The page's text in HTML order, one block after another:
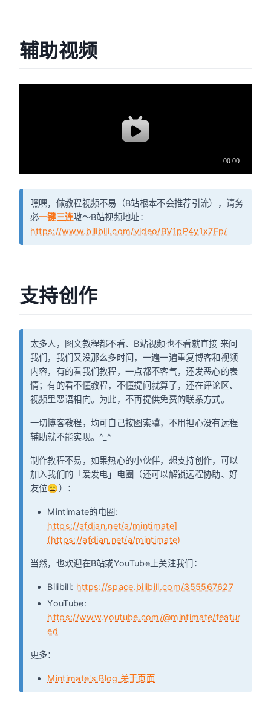
辅助视频
嘿嘿，做教程视频不易（B站根本不会推荐引流），请务
必一键三连嗷～B站视频地址：
https://www.bilibili.com/video/BV1pP4y1x7Fp/
支持创作
太多人，图文教程都不看、B站视频也不看就直接 来问
我们，我们又没那么多时间，一遍一遍重复博客和视频
内容，有的看我们教程，一点都不客气，还发恶心的表
情；有的看不懂教程，不懂提问就算了，还在评论区、
视频里恶语相向。为此，不再提供免费的联系方式。
一切博客教程，均可自己按图索骥，不用担心没有远程
辅助就不能实现。^_^
制作教程不易，如果热心的小伙伴，想支持创作，可以
加入我们的「爱发电」电圈（还可以解锁远程协助、好
友位😃）：
Mintimate的电圈:
https://afdian.net/a/mintimate]
(https://afdian.net/a/mintimate)
当然，也欢迎在B站或YouTube上关注我们：
Bilibili: https://space.bilibili.com/355567627
YouTube:
https://www.youtube.com/@mintimate/featur
ed
更多：
Mintimate's Blog 关于页面